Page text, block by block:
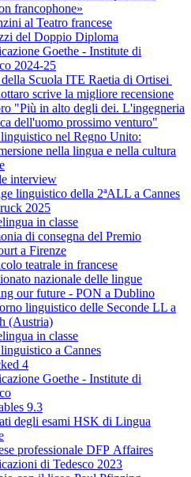
francophone»
al Teatro francese
del Doppio Diploma
Goethe - Institute di
2024-25
Scuola ITE Raetia di Ortisei
scrive la migliore recensione
"Più in alto degli dei. L'ingegneria
dell'uomo prossimo venturo"
linguistico nel Regno Unito:
nella lingua e nella cultura
interview
linguistico della 2ªALL a Cannes
2025
in classe
di consegna del Premio
a Firenze
teatrale in francese
nazionale delle lingue
our future - PON a Dublino
linguistico delle Seconde LL a
(Austria)
in classe
a Cannes
4
Goethe - Institute di
9.3
degli esami HSK di Lingua
professionale DFP Affaires
di Tedesco 2023